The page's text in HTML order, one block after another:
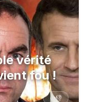
vérité
fou !
👍👎